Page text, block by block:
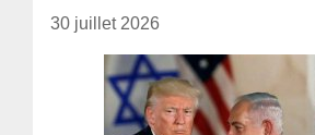
30 juillet 2026